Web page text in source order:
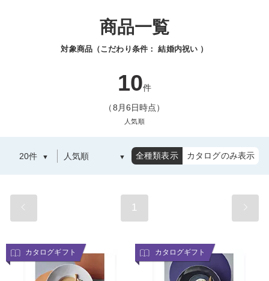
商品一覧
対象商品（こだわり条件：結婚内祝い ）
10件
（8月6日時点）
人気順
全種類表示 カタログのみ表示
1
カタログギフト カタログギフト